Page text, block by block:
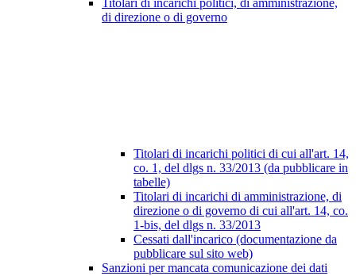
Titolari di incarichi politici, di amministrazione,
di direzione o di governo
Titolari di incarichi politici di cui all'art. 14,
co. 1, del dlgs n. 33/2013 (da pubblicare in
tabelle)
Titolari di incarichi di amministrazione, di
direzione o di governo di cui all'art. 14, co.
1-bis, del dlgs n. 33/2013
Cessati dall'incarico (documentazione da
pubblicare sul sito web)
Sanzioni per mancata comunicazione dei dati